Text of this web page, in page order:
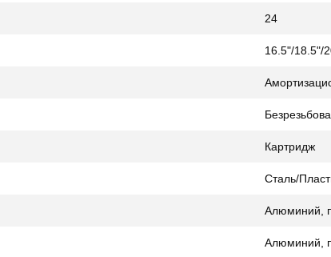
24
16.5"/18.5"/
Картридж
Сталь/
Алюминий,
Алюминий,